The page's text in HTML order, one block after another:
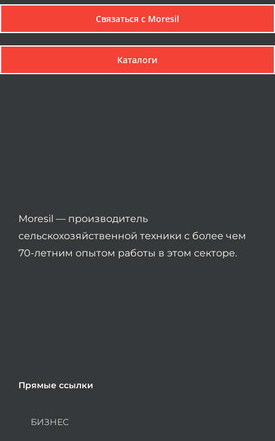
Связаться с Мoresil
Каталоги
Moresil — производитель
сельскохозяйственной техники с более чем
70-летним опытом работы в этом секторе.
Прямые ссылки
БИЗНЕС